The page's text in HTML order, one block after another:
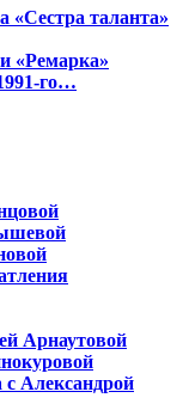
«Сестра таланта»
«Ремарка»
го…
Арнаутовой
с Александрой